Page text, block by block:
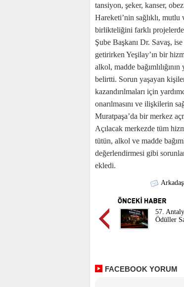
tansiyon, şeker, kanser,
Hareketi’nin sağlıklı,
birlikteliğini farklı
Şube Başkanı Dr. Savaş,
getirirken Yeşilay’ın bir
alkol, madde
belirtti. Sorun yaşayan
kazandırılmaları için
onarılmasını ve ilişkilerin
Muratpaşa’da bir merkez
Açılacak merkezde tüm
tütün, alkol ve madde
değerlendirmesi gibi
ekledi.
57.
Ödüller
FACEBOOK YORUM